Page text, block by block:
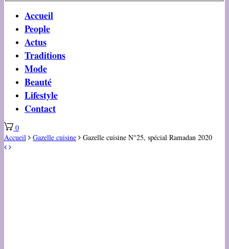
Accueil
People
Actus
Traditions
Mode
Beauté
Lifestyle
Contact
0
Accueil
Gazelle cuisine Gazelle cuisine N°25, spécial Ramadan 2020